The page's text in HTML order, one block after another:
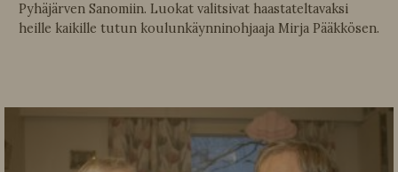
Pyhäjärven Sanomiin. Luokat valitsivat haastateltavaksi
heille kaikille tutun koulunkäynninohjaaja Mirja Pääkkösen.